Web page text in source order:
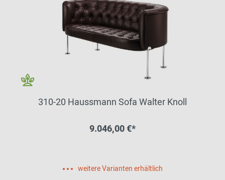
310-20 Haussmann Sofa Walter Knoll
9.046,00 €*
weitere Varianten erhältlich